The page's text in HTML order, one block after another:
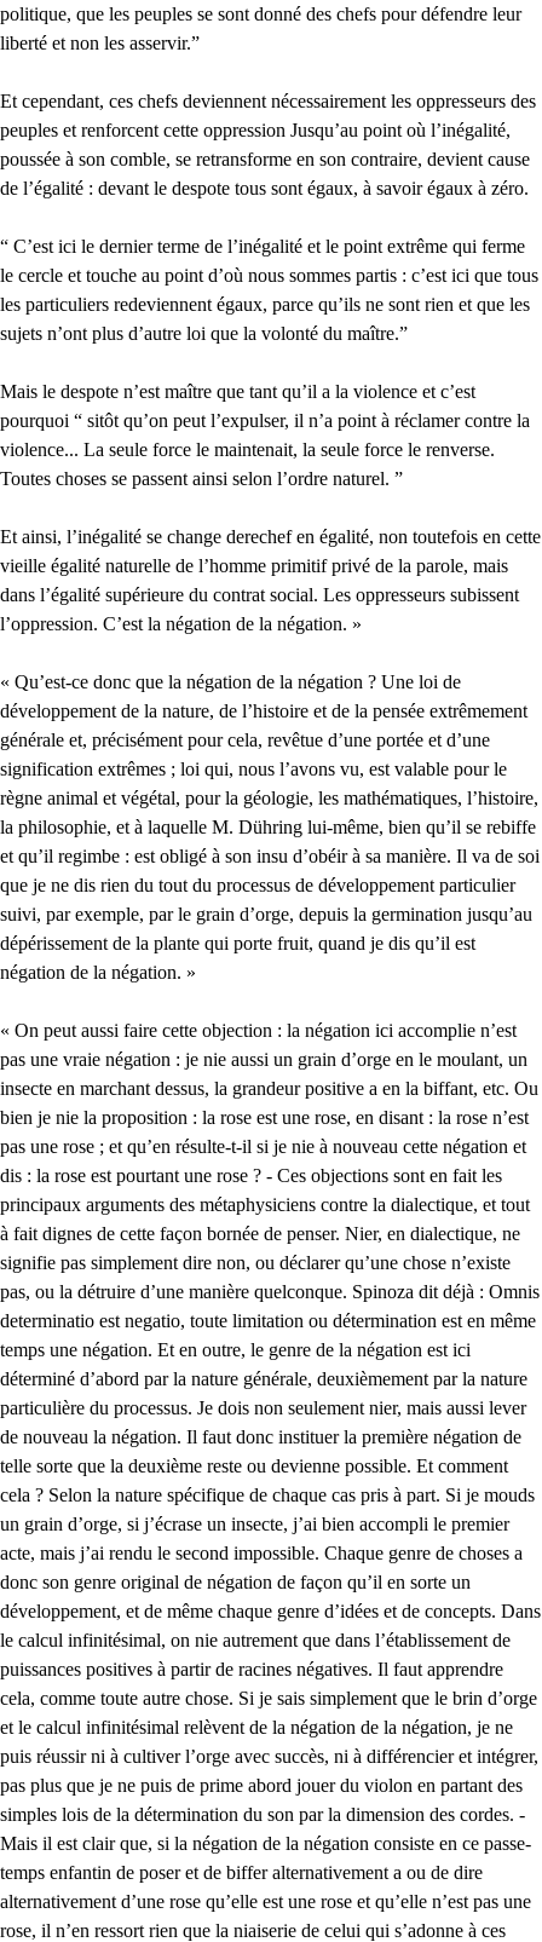
politique, que les peuples se sont donné des chefs pour défendre leur
liberté et non les asservir.”
Et cependant, ces chefs deviennent nécessairement les oppresseurs des
peuples et renforcent cette oppression Jusqu’au point où l’inégalité,
poussée à son comble, se retransforme en son contraire, devient cause
de l’égalité : devant le despote tous sont égaux, à savoir égaux à zéro.
“ C’est ici le dernier terme de l’inégalité et le point extrême qui ferme
le cercle et touche au point d’où nous sommes partis : c’est ici que tous
les particuliers redeviennent égaux, parce qu’ils ne sont rien et que les
sujets n’ont plus d’autre loi que la volonté du maître.”
Mais le despote n’est maître que tant qu’il a la violence et c’est
pourquoi “ sitôt qu’on peut l’expulser, il n’a point à réclamer contre la
violence... La seule force le maintenait, la seule force le renverse.
Toutes choses se passent ainsi selon l’ordre naturel. ”
Et ainsi, l’inégalité se change derechef en égalité, non toutefois en cette
vieille égalité naturelle de l’homme primitif privé de la parole, mais
dans l’égalité supérieure du contrat social. Les oppresseurs subissent
l’oppression. C’est la négation de la négation. »
« Qu’est-ce donc que la négation de la négation ? Une loi de
développement de la nature, de l’histoire et de la pensée extrêmement
générale et, précisément pour cela, revêtue d’une portée et d’une
signification extrêmes ; loi qui, nous l’avons vu, est valable pour le
règne animal et végétal, pour la géologie, les mathématiques, l’histoire,
la philosophie, et à laquelle M. Dühring lui-même, bien qu’il se rebiffe
et qu’il regimbe : est obligé à son insu d’obéir à sa manière. Il va de soi
que je ne dis rien du tout du processus de développement particulier
suivi, par exemple, par le grain d’orge, depuis la germination jusqu’au
dépérissement de la plante qui porte fruit, quand je dis qu’il est
négation de la négation. »
« On peut aussi faire cette objection : la négation ici accomplie n’est
pas une vraie négation : je nie aussi un grain d’orge en le moulant, un
insecte en marchant dessus, la grandeur positive a en la biffant, etc. Ou
bien je nie la proposition : la rose est une rose, en disant : la rose n’est
pas une rose ; et qu’en résulte-t-il si je nie à nouveau cette négation et
dis : la rose est pourtant une rose ? - Ces objections sont en fait les
principaux arguments des métaphysiciens contre la dialectique, et tout
à fait dignes de cette façon bornée de penser. Nier, en dialectique, ne
signifie pas simplement dire non, ou déclarer qu’une chose n’existe
pas, ou la détruire d’une manière quelconque. Spinoza dit déjà : Omnis
determinatio est negatio, toute limitation ou détermination est en même
temps une négation. Et en outre, le genre de la négation est ici
déterminé d’abord par la nature générale, deuxièmement par la nature
particulière du processus. Je dois non seulement nier, mais aussi lever
de nouveau la négation. Il faut donc instituer la première négation de
telle sorte que la deuxième reste ou devienne possible. Et comment
cela ? Selon la nature spécifique de chaque cas pris à part. Si je mouds
un grain d’orge, si j’écrase un insecte, j’ai bien accompli le premier
acte, mais j’ai rendu le second impossible. Chaque genre de choses a
donc son genre original de négation de façon qu’il en sorte un
développement, et de même chaque genre d’idées et de concepts. Dans
le calcul infinitésimal, on nie autrement que dans l’établissement de
puissances positives à partir de racines négatives. Il faut apprendre
cela, comme toute autre chose. Si je sais simplement que le brin d’orge
et le calcul infinitésimal relèvent de la négation de la négation, je ne
puis réussir ni à cultiver l’orge avec succès, ni à différencier et intégrer,
pas plus que je ne puis de prime abord jouer du violon en partant des
simples lois de la détermination du son par la dimension des cordes. -
Mais il est clair que, si la négation de la négation consiste en ce passe-
temps enfantin de poser et de biffer alternativement a ou de dire
alternativement d’une rose qu’elle est une rose et qu’elle n’est pas une
rose, il n’en ressort rien que la niaiserie de celui qui s’adonne à ces